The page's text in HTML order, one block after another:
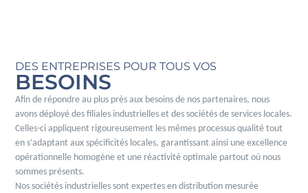
DES ENTREPRISES POUR TOUS VOS
BESOINS
Afin de répondre au plus près aux besoins de nos partenaires, nous
avons déployé des filiales industrielles et des sociétés de services locales.
Celles-ci appliquent rigoureusement les mêmes processus qualité tout
en s’adaptant aux spécificités locales, garantissant ainsi une excellence
opérationnelle homogène et une réactivité optimale partout où nous
sommes présents.
Nos sociétés industrielles sont expertes en distribution mesurée